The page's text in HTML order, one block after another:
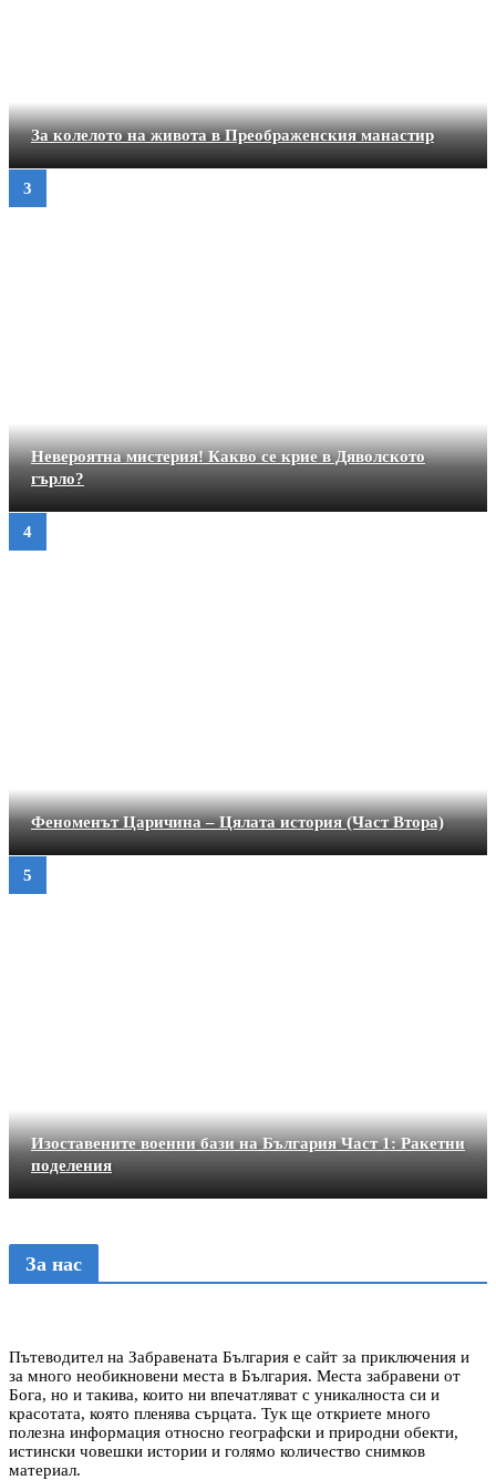
За колелото на живота в Преображенския манастир
Невероятна мистерия! Какво се крие в Дяволското
гърло?
Феноменът Царичина – Цялата история (Част Втора)
Изоставените военни бази на България Част 1: Ракетни
поделения
За нас
Пътеводител на Забравената България е сайт за приключения и
за много необикновени места в България. Места забравени от
Бога, но и такива, които ни впечатляват с уникалноста си и
красотата, която пленява сърцата. Тук ще откриете много
полезна информация относно географски и природни обекти,
истински човешки истории и голямо количество снимков
материал.